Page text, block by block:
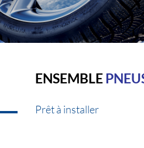
ENSEMBLE
Prêt à installer